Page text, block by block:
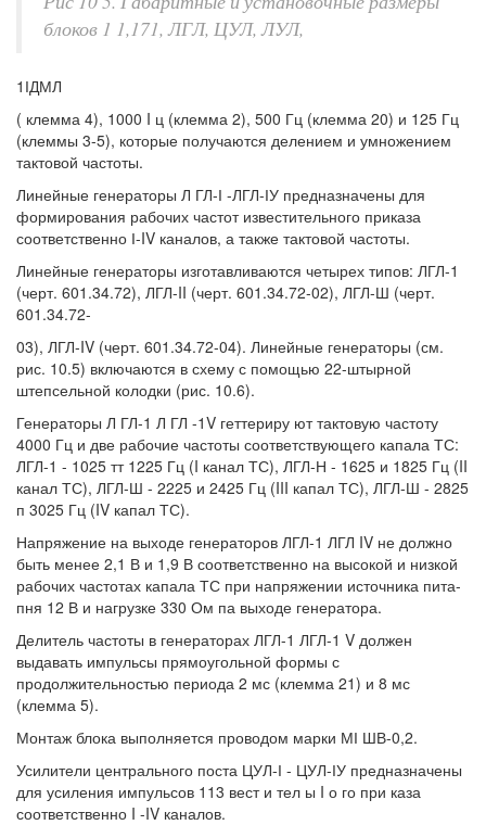
блоков 1 1,171, ЛГЛ, ЦУЛ, ЛУЛ,
1ІДМЛ
( клемма 4), 1000 I ц (клемма 2), 500 Гц (клемма 20) и 125 Гц
(клеммы 3-5), которые получаются делением и умножением
тактовой частоты.
Линейные генераторы Л ГЛ-І -ЛГЛ-ІУ предназначены для
формирования рабочих частот известительного приказа
соответственно І-IV каналов, а также тактовой частоты.
Линейные генераторы изготавливаются четырех типов: ЛГЛ-1
(черт. 601.34.72), ЛГЛ-II (черт. 601.34.72-02), ЛГЛ-Ш (черт.
601.34.72-
03), ЛГЛ-IV (черт. 601.34.72-04). Линейные генераторы (см.
рис. 10.5) включаются в схему с помощью 22-штырной
штепсельной колодки (рис. 10.6).
Генераторы Л ГЛ-1 Л ГЛ -1V геттериру ют тактовую частоту
4000 Гц и две рабочие частоты соответствующего капала ТС:
ЛГЛ-1 - 1025 тт 1225 Гц (I канал ТС), ЛГЛ-Н - 1625 и 1825 Гц (II
канал ТС), ЛГЛ-Ш - 2225 и 2425 Гц (III капал ТС), ЛГЛ-Ш - 2825
п 3025 Гц (IV капал ТС).
Напряжение на выходе генераторов ЛГЛ-1 ЛГЛ IV не должно
быть менее 2,1 В и 1,9 В соответственно на высокой и низкой
рабочих частотах капала ТС при напряжении источника пита-
пня 12 В и нагрузке 330 Ом па выходе генератора.
Делитель частоты в генераторах ЛГЛ-1 ЛГЛ-1 V должен
выдавать импульсы прямоугольной формы с
продолжительностью периода 2 мс (клемма 21) и 8 мс
(клемма 5).
Монтаж блока выполняется проводом марки МІ ШВ-0,2.
Усилители центрального поста ЦУЛ-І - ЦУЛ-ІУ предназначены
для усиления импульсов 113 вест и тел ы I о го при каза
соответственно I -IV каналов.